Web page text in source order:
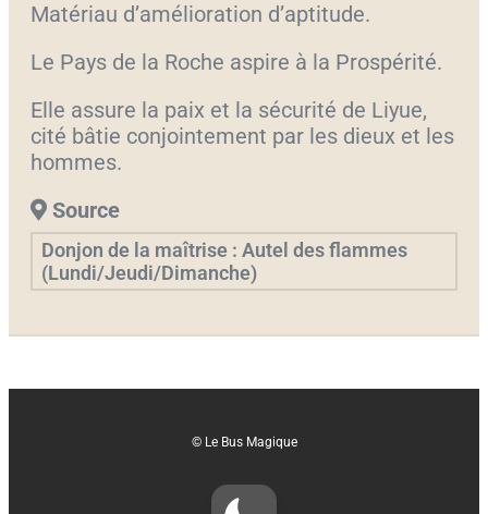
Matériau d’amélioration d’aptitude.
Le Pays de la Roche aspire à la Prospérité.
Elle assure la paix et la sécurité de Liyue,
cité bâtie conjointement par les dieux et les
hommes.
Source
Donjon de la maîtrise : Autel des flammes
(Lundi/Jeudi/Dimanche)
© Le Bus Magique